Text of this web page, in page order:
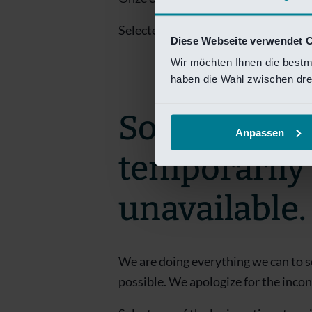
Diese Webseite verwendet
Wir möchten Ihnen die
haben die Wahl zwischen
Anpassen
Selecteer een van de login opties
Sorry! This
temporarily
unavailable.
We are doing everything we can to
possible. We apologize for the